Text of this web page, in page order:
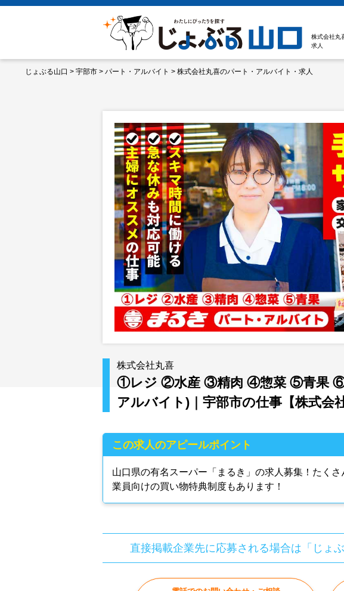
株式会社丸
求人
じょぶる山口 > 宇部市 > パート・アルバイト > 株式会社丸喜のパート・アルバイト・求人
株式会社丸喜
①レジ ②水産 ③精肉 ④惣菜 ⑤青果 ⑥
アルバイト)｜宇部市の仕事【株式会
この求人のアピールポイント
山口県の有名スーパー「まるき」の求人募集！たく
業員向けの買い物特典制度もあります！
直接掲載企業先に応募される場合は「じょ